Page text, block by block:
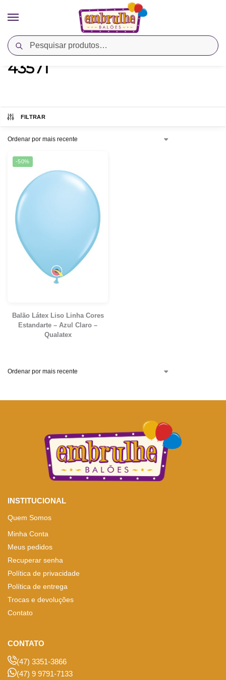
Pesquisar
Início Produtos marcados com a tag “43571”
43571
FILTRAR
-50%
Balão Látex Liso Linha Cores
Estandarte – Azul Claro –
Qualatex
INSTITUCIONAL
Quem Somos
Minha Conta
Meus pedidos
Recuperar senha
Política de privacidade
Política de entrega
Trocas e devoluções
Contato
CONTATO
(47) 3351-3866
(47) 9 9791-7133